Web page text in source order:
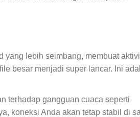
yang lebih seimbang, membuat
besar menjadi super lancar. Ini
terhadap gangguan cuaca seperti
koneksi Anda akan tetap stabil di